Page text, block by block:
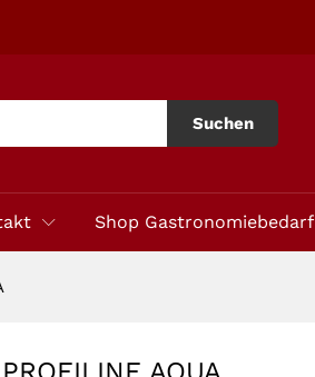
Suchen
Shop Gastronomiebedarf